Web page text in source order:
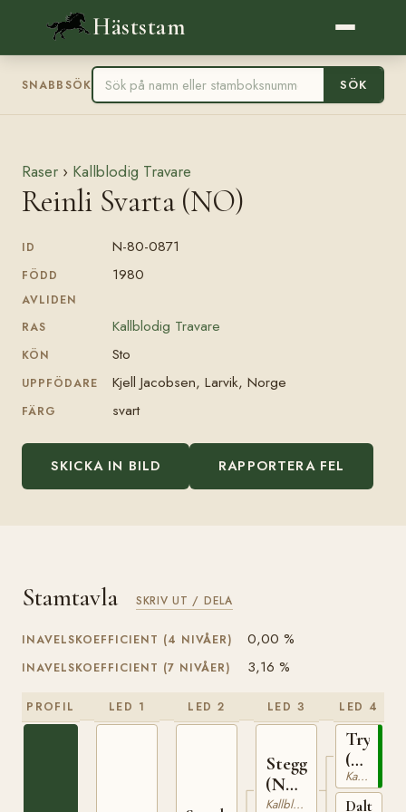
Häststam
SNABBSÖK SÖK
Raser › Kallblodig Travare
Reinli Svarta (NO)
ID N-80-0871
FÖDD 1980
AVLIDEN
RAS
Kallblodig Travare
KÖN Sto
UPPFÖDARE Kjell Jacobsen, Larvik, Norge
FÄRG svart
SKICKA IN BILD RAPPORTERA FEL
Stamtavla SKRIV UT / DELA
INAVELSKOEFFICIENT (4 NIVÅER) 0,00 %
INAVELSKOEFFICIENT (7 NIVÅER) 3,16 %
PROFIL LED 1 LED 2 LED 3
Stegg
(NO)
T-169
Kallblodig Travare
LED 4
Trygve
(NO)
T-
66
Kallblodig Travare
Dalterna